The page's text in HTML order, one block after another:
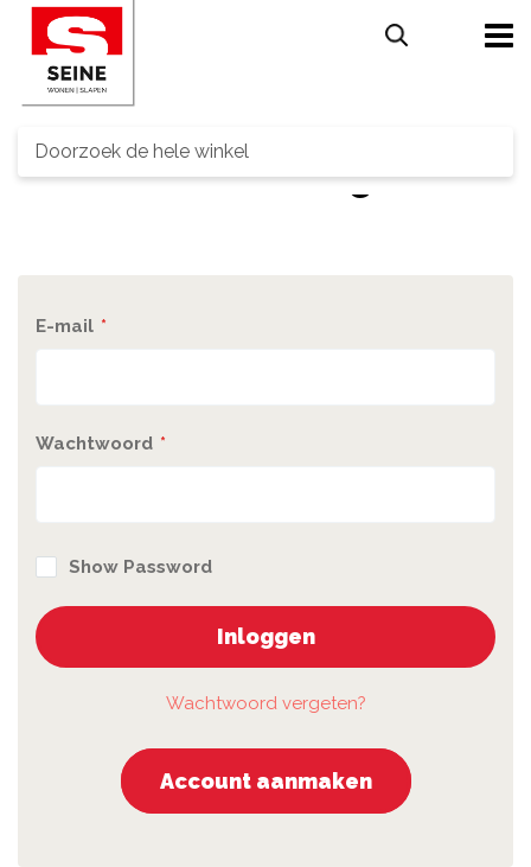
Search
Customer Login
E-mail
Wachtwoord
Show Password
Inloggen
Wachtwoord vergeten?
Account aanmaken